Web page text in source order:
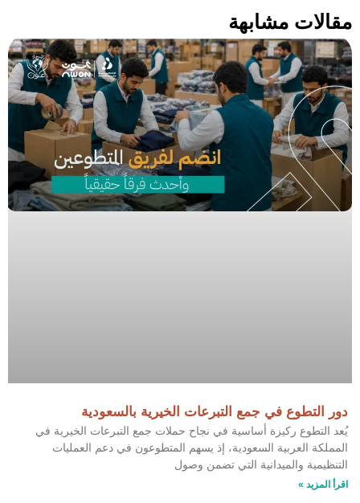
مقالات مشابهة
دور التطوع في جمع التبرعات الخيرية بالسعودية
يُعد التطوع ركيزة أساسية في نجاح حملات جمع التبرعات الخيرية في
المملكة العربية السعودية، إذ يسهم المتطوعون في دعم العمليات
التنظيمية والميدانية التي تضمن وصول
اقرأ المزيد »